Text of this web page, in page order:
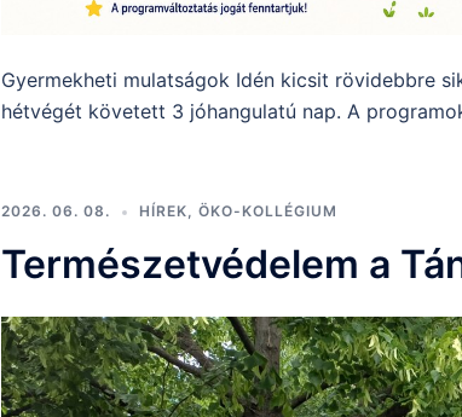
Gyermekheti mulatságok Idén kicsit rövidebbre
hétvégét követett 3 jóhangulatú nap. A
2026. 06. 08. HÍREK, ÖKO-KOLLÉGIUM
Természetvédelem a